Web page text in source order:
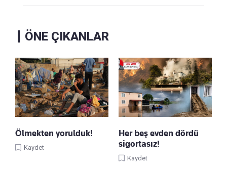
ÖNE ÇIKANLAR
Ölmekten yorulduk!
Kaydet
Her beş evden dördü
sigortasız!
Kaydet